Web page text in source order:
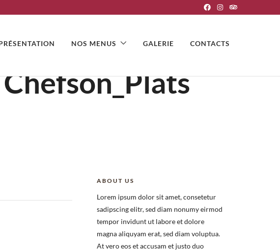
NOS MENUS GALERIE CONTACTS
ABOUT US
Lorem ipsum dolor sit amet, consetetur
sadipscing elitr, sed diam nonumy eirmod
tempor invidunt ut labore et dolore
magna aliquyam erat, sed diam voluptua.
At vero eos et accusam et justo duo